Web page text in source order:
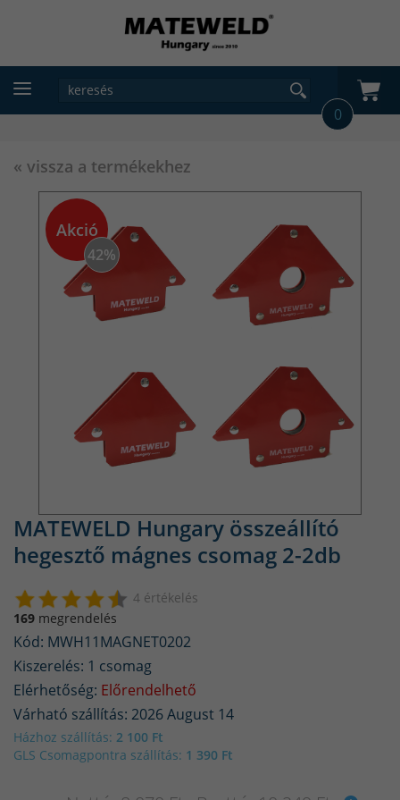
0
« vissza a termékekhez
Akció
42%
MATEWELD Hungary összeállító
hegesztő mágnes csomag 2-2db
4 értékelés
169 megrendelés
Kód: MWH11MAGNET0202
Kiszerelés: 1 csomag
Elérhetőség: Előrendelhető
Várható szállítás: 2026 August 14
Házhoz szállítás: 2 100 Ft
GLS Csomagpontra szállítás: 1 390 Ft